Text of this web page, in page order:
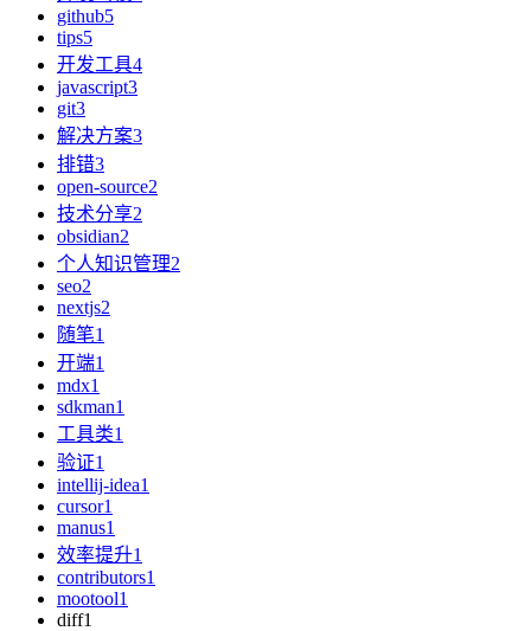
github5
tips5
开发工具4
javascript3
git3
解决方案3
排错3
open-source2
技术分享2
obsidian2
个人知识管理2
seo2
nextjs2
随笔1
开端1
mdx1
sdkman1
工具类1
验证1
intellij-idea1
cursor1
manus1
效率提升1
contributors1
mootool1
diff1